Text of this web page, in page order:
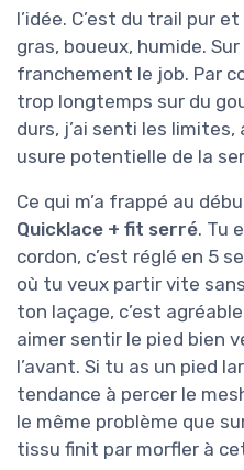
l’idée. C’est du trail pur
gras, boueux, humide.
franchement le job. Par
trop longtemps sur du
durs, j’ai senti les
usure potentielle de la
Ce qui m’a frappé au
Quicklace + fit serré. Tu
cordon, c’est réglé en 5
où tu veux partir vite
ton laçage, c’est
aimer sentir le pied bien
l’avant. Si tu as un pied
tendance à percer le
le même problème que
tissu finit par morfler à